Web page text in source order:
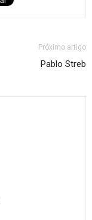
Próximo artigo
Pablo Streb